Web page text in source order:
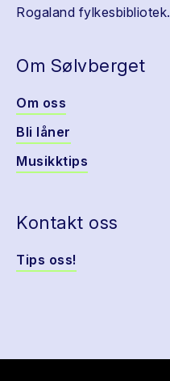
Rogaland fylkesbibliotek.
Om Sølvberget
Om oss
Bli låner
Musikktips
Kontakt oss
Tips oss!